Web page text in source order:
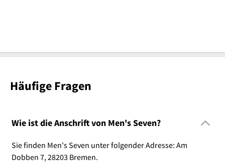
Häufige Fragen
Wie ist die Anschrift von Men's Seven?
Sie finden Men's Seven unter folgender Adresse: Am
Dobben 7, 28203 Bremen.